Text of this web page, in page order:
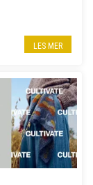
LES MER